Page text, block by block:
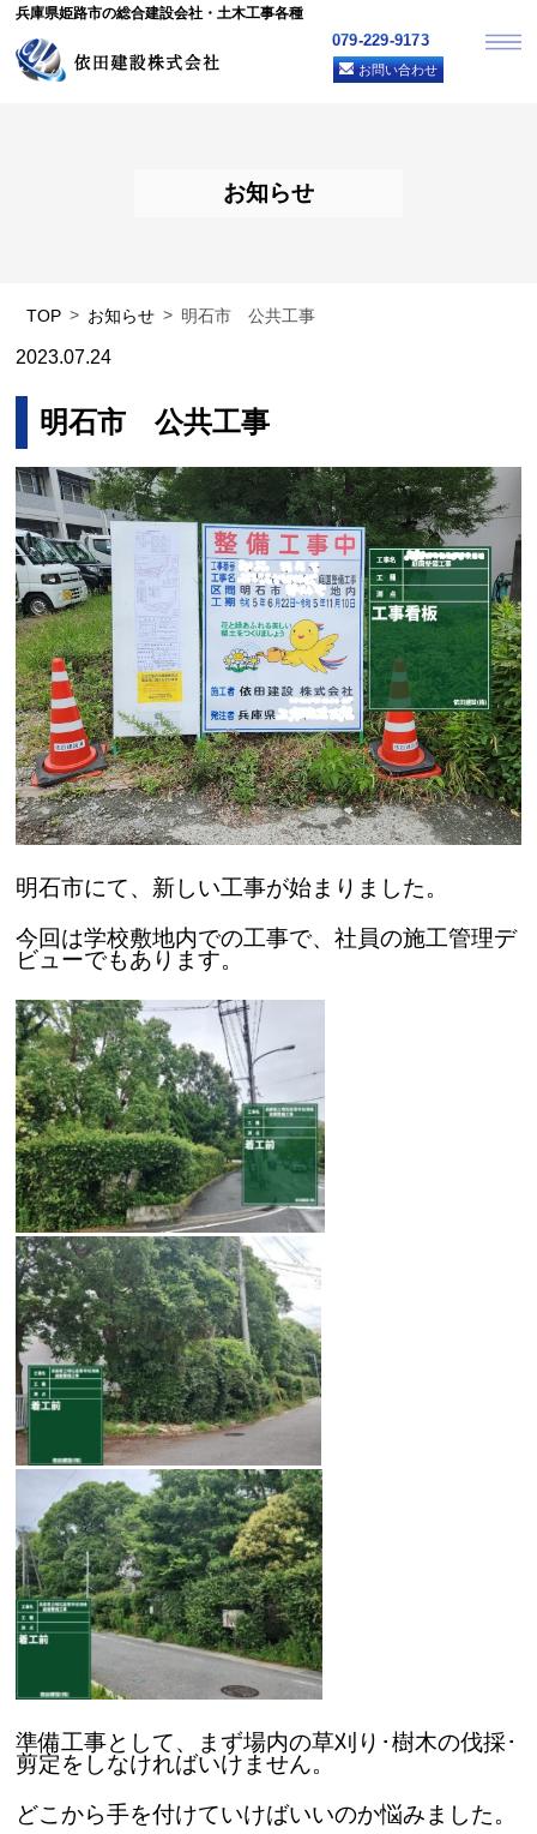
兵庫県姫路市の総合建設会社・土木工事各種
079-229-9173
お問い合わせ
お知らせ
TOP お知らせ 明石市 公共工事
2023.07.24
明石市 公共工事
明石市にて、新しい工事が始まりました。
今回は学校敷地内での工事で、社員の施工管理デ
ビューでもあります。
準備工事として、まず場内の草刈り･樹木の伐採･
剪定をしなければいけません。
どこから手を付けていけばいいのか悩みました。